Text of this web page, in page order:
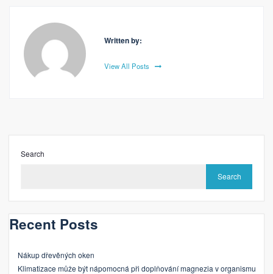
Written by:
View All Posts
Search
Search
Recent Posts
Nákup dřevěných oken
Klimatizace může být nápomocná při doplňování magnezia v organismu